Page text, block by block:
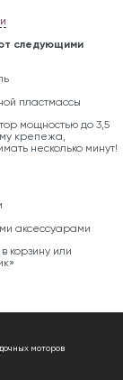
следующими
пластмассы
мощностью до 3,5
крепежа,
несколько минут!
аксессуарами
корзину или
моторов